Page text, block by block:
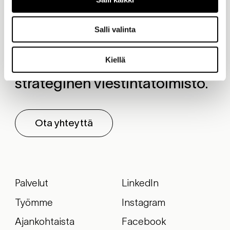
Salli valinta
Kiellä
Olemme Kreab Helsinki,
strateginen viestintätoimisto.
Ota yhteyttä
Palvelut
Työmme
Ajankohtaista
LinkedIn
Instagram
Facebook